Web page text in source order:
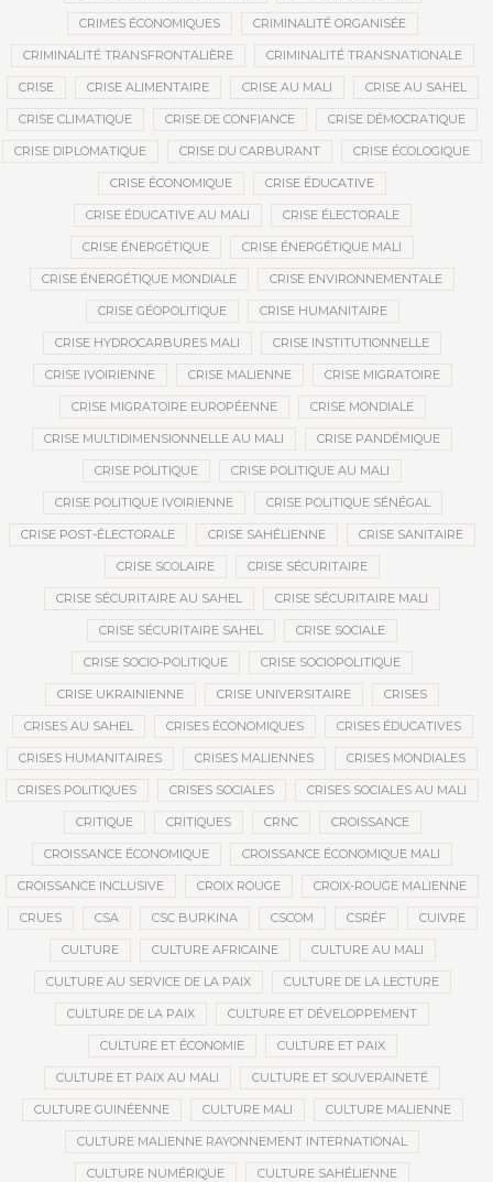
CRIMES ÉCONOMIQUES CRIMINALITÉ ORGANISÉE
CRIMINALITÉ TRANSFRONTALIÈRE CRIMINALITÉ TRANSNATIONALE
CRISE CRISE ALIMENTAIRE CRISE AU MALI CRISE AU SAHEL
CRISE CLIMATIQUE CRISE DE CONFIANCE CRISE DÉMOCRATIQUE
CRISE DIPLOMATIQUE CRISE DU CARBURANT CRISE ÉCOLOGIQUE
CRISE ÉCONOMIQUE CRISE ÉDUCATIVE
CRISE ÉDUCATIVE AU MALI CRISE ÉLECTORALE
CRISE ÉNERGÉTIQUE CRISE ÉNERGÉTIQUE MALI
CRISE ÉNERGÉTIQUE MONDIALE CRISE ENVIRONNEMENTALE
CRISE GÉOPOLITIQUE CRISE HUMANITAIRE
CRISE HYDROCARBURES MALI CRISE INSTITUTIONNELLE
CRISE IVOIRIENNE CRISE MALIENNE CRISE MIGRATOIRE
CRISE MIGRATOIRE EUROPÉENNE CRISE MONDIALE
CRISE MULTIDIMENSIONNELLE AU MALI CRISE PANDÉMIQUE
CRISE POLITIQUE CRISE POLITIQUE AU MALI
CRISE POLITIQUE IVOIRIENNE CRISE POLITIQUE SÉNÉGAL
CRISE POST-ÉLECTORALE CRISE SAHÉLIENNE CRISE SANITAIRE
CRISE SCOLAIRE CRISE SÉCURITAIRE
CRISE SÉCURITAIRE AU SAHEL CRISE SÉCURITAIRE MALI
CRISE SÉCURITAIRE SAHEL CRISE SOCIALE
CRISE SOCIO-POLITIQUE CRISE SOCIOPOLITIQUE
CRISE UKRAINIENNE CRISE UNIVERSITAIRE CRISES
CRISES AU SAHEL CRISES ÉCONOMIQUES CRISES ÉDUCATIVES
CRISES HUMANITAIRES CRISES MALIENNES CRISES MONDIALES
CRISES POLITIQUES CRISES SOCIALES CRISES SOCIALES AU MALI
CRITIQUE CRITIQUES CRNC CROISSANCE
CROISSANCE ÉCONOMIQUE CROISSANCE ÉCONOMIQUE MALI
CROISSANCE INCLUSIVE CROIX ROUGE CROIX-ROUGE MALIENNE
CRUES CSA CSC BURKINA CSCOM CSRÉF CUIVRE
CULTURE CULTURE AFRICAINE CULTURE AU MALI
CULTURE AU SERVICE DE LA PAIX CULTURE DE LA LECTURE
CULTURE DE LA PAIX CULTURE ET DÉVELOPPEMENT
CULTURE ET ÉCONOMIE CULTURE ET PAIX
CULTURE ET PAIX AU MALI CULTURE ET SOUVERAINETÉ
CULTURE GUINÉENNE CULTURE MALI CULTURE MALIENNE
CULTURE MALIENNE RAYONNEMENT INTERNATIONAL
CULTURE NUMÉRIQUE CULTURE SAHÉLIENNE